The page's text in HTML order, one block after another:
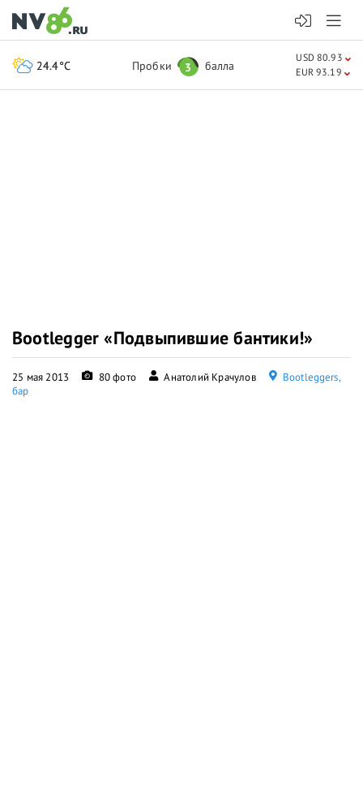
Bootlegger «Подвыпившие бантики!»
25 мая 2013 80 фото Анатолий Крачулов
Bootleggers,
бар
24.4°C Пробки 3 балла
USD 80.93
EUR 93.19